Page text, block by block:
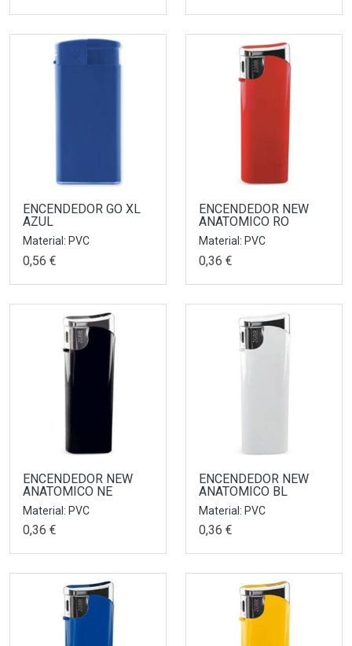
ENCENDEDOR GO XL
AZUL
Material: PVC
0,56 €
ENCENDEDOR NEW
ANATOMICO RO
Material: PVC
0,36 €
ENCENDEDOR NEW
ANATOMICO NE
Material: PVC
0,36 €
ENCENDEDOR NEW
ANATOMICO BL
Material: PVC
0,36 €